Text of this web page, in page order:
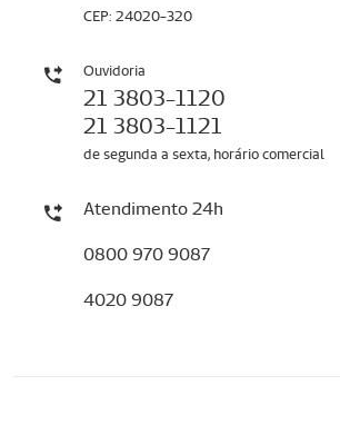
CEP: 24020-320
Ouvidoria
21 3803-1120
21 3803-1121
de segunda a sexta, horário comercial
Atendimento 24h
0800 970 9087
4020 9087